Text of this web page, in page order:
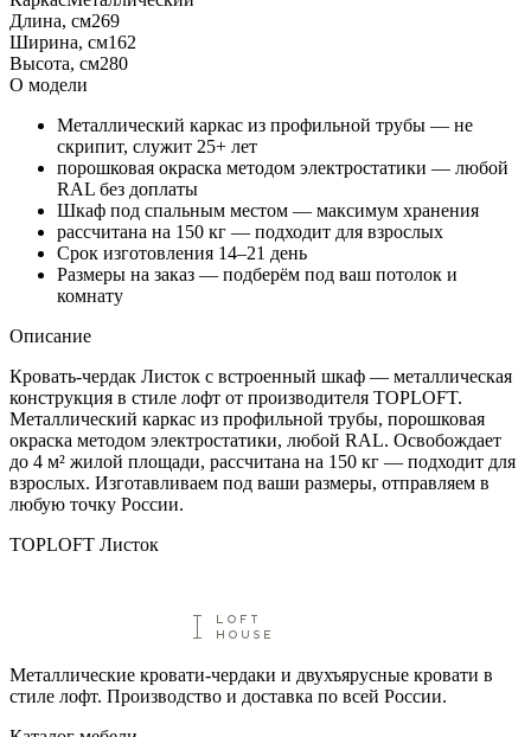
Длина, см269
Ширина, см162
Высота, см280
О модели
Металлический каркас из профильной трубы — не
скрипит, служит 25+ лет
порошковая окраска методом электростатики — любой
RAL без доплаты
Шкаф под спальным местом — максимум хранения
рассчитана на 150 кг — подходит для взрослых
Срок изготовления 14–21 день
Размеры на заказ — подберём под ваш потолок и
комнату
Описание
Кровать-чердак Листок с встроенный шкаф — металлическая
конструкция в стиле лофт от производителя TOPLOFT.
Металлический каркас из профильной трубы, порошковая
окраска методом электростатики, любой RAL. Освобождает
до 4 м² жилой площади, рассчитана на 150 кг — подходит для
взрослых. Изготавливаем под ваши размеры, отправляем в
любую точку России.
TOPLOFT Листок
Металлические кровати-чердаки и двухъярусные кровати в
стиле лофт. Производство и доставка по всей России.